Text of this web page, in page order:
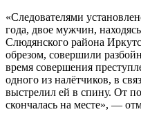
«Следователями
года, двое мужчин,
Слюдянского района
обрезом, совершили
время совершения
одного из налётчиков, в
выстрелил ей в спину. От
скончалась на месте», —